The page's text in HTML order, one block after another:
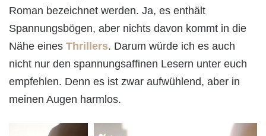
Roman bezeichnet werden. Ja, es enthält
Spannungsbögen, aber nichts davon kommt in die
Nähe eines Thrillers. Darum würde ich es auch
nicht nur den spannungsaffinen Lesern unter euch
empfehlen. Denn es ist zwar aufwühlend, aber in
meinen Augen harmlos.